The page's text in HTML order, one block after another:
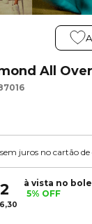
All
sem juros no cartão
à vista no
5% OFF